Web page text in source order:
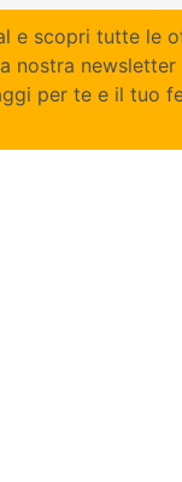
e scopri tutte le
nostra newsletter
per te e il tuo